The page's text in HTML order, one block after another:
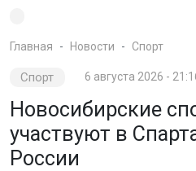
Главная Новости Спорт
Спорт 6 августа 2026 -
Новосибирские
участвуют в
России